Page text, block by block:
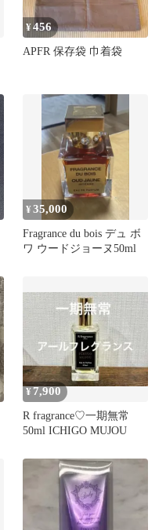
¥456
APFR 保存袋 巾着袋
¥35,000
Fragrance du bois デュ ボ
ワ ウードジョーヌ50ml
¥ 7,900
R fragrance♡一期無常
50ml ICHIGO MUJOU